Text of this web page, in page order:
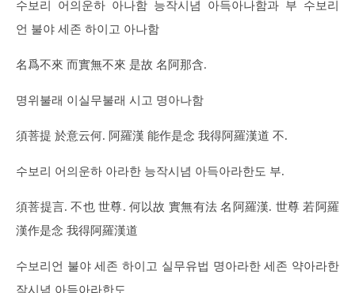
수보리 어의운하 아나함 능작시념 아득아나함과 부 수보리
언 불야 세존 하이고 아나함
名爲不來 而實無不來 是故 名阿那含.
명위불래 이실무불래 시고 명아나함
須菩提 於意云何. 阿羅漢 能作是念 我得阿羅漢道 不.
수보리 어의운하 아라한 능작시념 아득아라한도 부.
須菩提言. 不也 世尊. 何以故 實無有法 名阿羅漢. 世尊 若阿羅
漢作是念 我得阿羅漢道
수보리언 불야 세존 하이고 실무유법 명아라한 세존 약아라한
작시념 아득아라한도